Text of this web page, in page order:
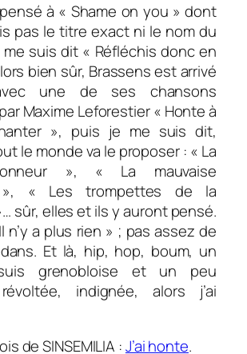
à « Shame on you » dont
pas le titre exact ni le nom du
suis dit « Réfléchis donc en
bien sûr, Brassens est arrivé
une de ses chansons
Maxime Leforestier « Honte à
», puis je me suis dit,
le monde va le proposer : « La
», « La mauvaise
», « Les trompettes de la
sûr, elles et ils y auront pensé.
n’y a plus rien » ; pas assez de
Et là, hip, hop, boum, un
grenobloise et un peu
indignée, alors j’ai
de SINSEMILIA :J’ai honte.